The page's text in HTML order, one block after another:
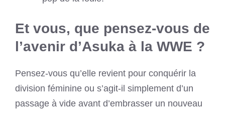
Et vous, que pensez-vous de
l’avenir d’Asuka à la WWE ?
Pensez-vous qu’elle revient pour conquérir la
division féminine ou s’agit-il simplement d’un
passage à vide avant d’embrasser un nouveau